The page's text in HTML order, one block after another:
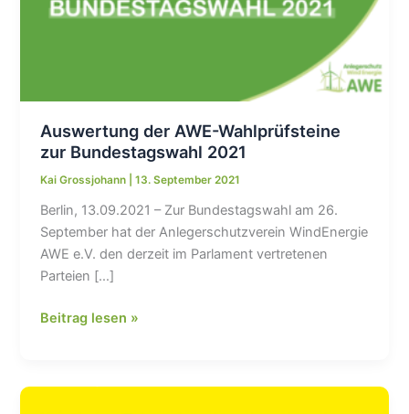
Auswertung der AWE-Wahlprüfsteine
zur Bundestagswahl 2021
Kai Grossjohann |13. September 2021
Berlin, 13.09.2021 – Zur Bundestagswahl am 26.
September hat der Anlegerschutzverein WindEnergie
AWE e.V. den derzeit im Parlament vertretenen
Parteien […]
Auswertung
Wahlprüfsteine
Beitrag lesen »